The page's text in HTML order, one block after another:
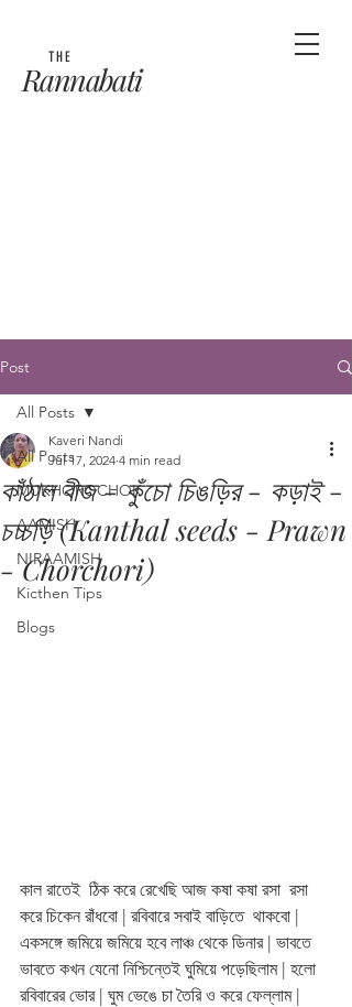
THE
Rannabati
Post
All Posts
MUKHOROCHOK
AAMISH
NIRAAMISH
Kicthen Tips
Blogs
All Posts
কাঁঠাল বীজ - কুঁচো চিঙড়ির - কড়াই -
চচ্চড়ি (Kanthal seeds - Prawn
- Chorchori)
Kaveri Nandi
Jul 17, 2024 4 min read
কাল রাতেই  ঠিক করে রেখেছি আজ কষা কষা রসা  রসা
করে চিকেন রাঁধবো | রবিবারে সবাই বাড়িতে  থাকবো |
একসঙ্গে জমিয়ে জমিয়ে হবে লাঞ্চ থেকে ডিনার | ভাবতে
ভাবতে কখন যেনো নিশ্চিন্তেই ঘুমিয়ে পড়েছিলাম | হলো
রবিবারের ভোর | ঘুম ভেঙে চা তৈরি ও করে ফেল্লাম |